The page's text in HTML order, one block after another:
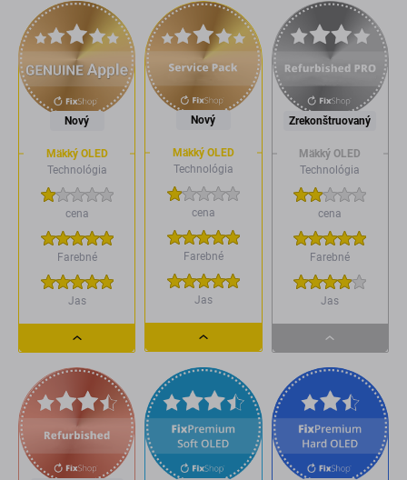
Nový
Mäkký OLED
Technológia
cena
Farebné
Jas
Dropdown
button
Nový
Mäkký OLED
Technológia
cena
Farebné
Jas
Dropdown
button
Zrekonštruovaný
Mäkký OLED
Technológia
cena
Farebné
Jas
Dropdown
button